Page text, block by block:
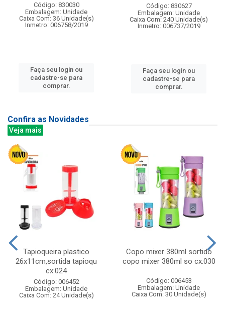
Código: 830030
Embalagem: Unidade
Caixa Com: 36 Unidade(s)
Inmetro: 006758/2019
Faça seu login ou
cadastre-se para
comprar.
Código: 830627
Embalagem: Unidade
Caixa Com: 240 Unidade(s)
Inmetro: 006737/2019
Faça seu login ou
cadastre-se para
comprar.
Confira as Novidades
Veja mais
Tapioqueira plastico
26x11cm,sortida tapioqu
cx:024
Código: 006452
Embalagem: Unidade
Caixa Com: 24 Unidade(s)
Copo mixer 380ml sortido
copo mixer 380ml so cx:030
Código: 006453
Embalagem: Unidade
Caixa Com: 30 Unidade(s)